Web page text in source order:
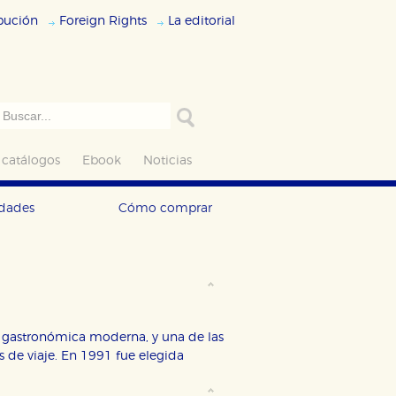
Foreign Rights La editorial
catálogos Ebook Noticias
Cómo comprar
gastronómica moderna, y una de las
de viaje. En 1991 fue elegida